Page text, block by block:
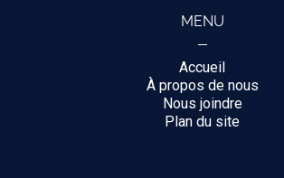
MENU
Accueil
À propos de nous
Nous joindre
Plan du site